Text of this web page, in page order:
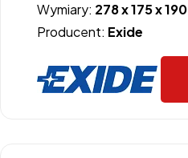
Wymiary: 278 x 175 x 190
Producent: Exide